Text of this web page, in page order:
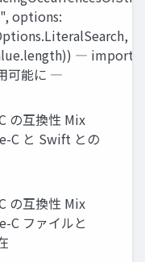
options:
― import
可能に ―
の互換性 Mix
C と Swift との
の互換性 Mix
C ファイルと